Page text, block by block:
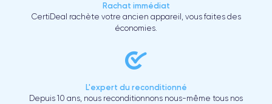
Rachat immédiat
CertiDeal rachète votre ancien appareil, vous faites des
économies.
L'expert du reconditionné
Depuis 10 ans, nous reconditionnons nous-même tous nos